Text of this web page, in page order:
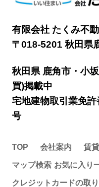
有限会社 たくみ不
〒018-5201 秋田県
秋田県 鹿角市・小
買)掲載中
宅地建物取引業免
号
TOP 会社案内 賃
マップ検索 お気に入り
クレジットカードの取